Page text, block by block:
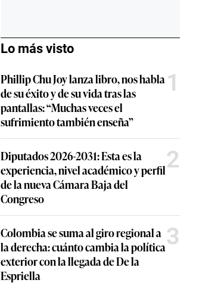
Lo más visto
Phillip Chu Joy lanza libro, nos habla
de su éxito y de su vida tras las
pantallas: “Muchas veces el
sufrimiento también enseña”
1
Diputados 2026-2031: Esta es la
experiencia, nivel académico y perfil
de la nueva Cámara Baja del
Congreso
2
Colombia se suma al giro regional a
la derecha: cuánto cambia la política
exterior con la llegada de De la
Espriella
3